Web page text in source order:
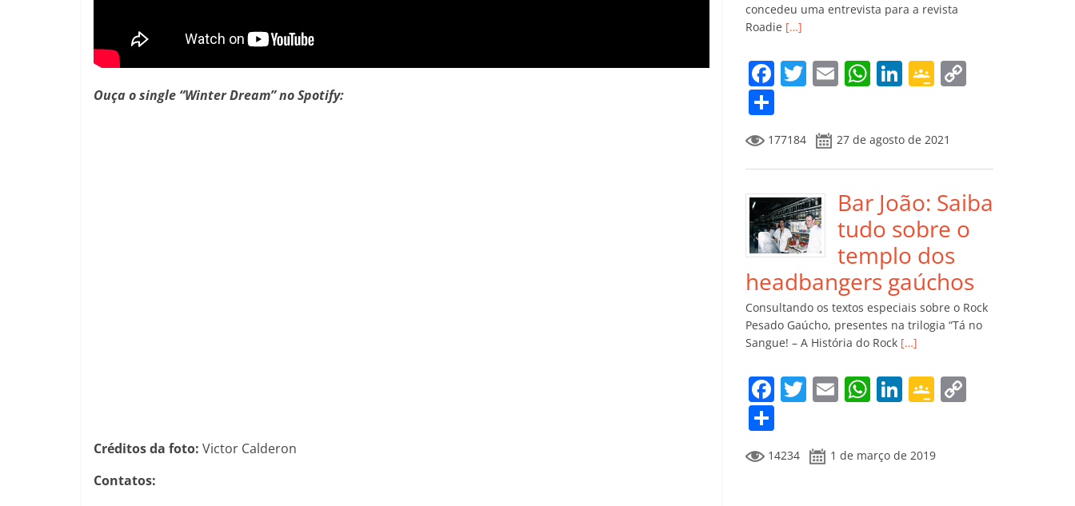
Ouça o single “Winter Dream” no Spotify:
Créditos da foto: Victor Calderon
Contatos:
concedeu uma entrevista para a revista
Roadie […]
F
e
b
o
o
k
T
itt
er
E
l
W
s
A
p
p
Li
e
dI
n
G
gl
e
Cl
a
ss
ro
o
m
Li
n
k
o
m
p
ar
til
h
ar
177184 27 de agosto de 2021
Bar João: Saiba
tudo sobre o
templo dos
headbangers gaúchos
Consultando os textos especiais sobre o Rock
Pesado Gaúcho, presentes na trilogia “Tá no
Sangue! – A História do Rock […]
F
e
T
itt
er
E
l
W
s
Li
e
G
gl
o
m
14234 1 de março de 2019